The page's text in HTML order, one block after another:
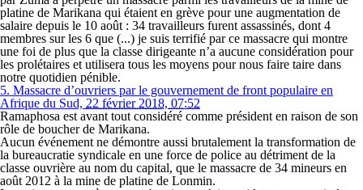
platine de Marikana qui étaient en grève pour une augmentation de
salaire depuis le 10 août : 34 travailleurs furent assassinés, dont 4
membres sur les 6 que (...) je suis terrifié par ce massacre qui montre
une foi de plus que la classe dirigeante n’a aucune considération pour
les prolétaires et utilisera tous les moyens pour nous faire taire dans
notre quotidien pénible.
5. Massacre d’ouvriers par le gouvernement de front populaire en
Afrique du Sud, 22 février 2018, 07:52
Ramaphosa est avant tout considéré comme président en raison de son
rôle de boucher de Marikana.
Aucun événement ne démontre aussi brutalement la transformation de
la bureaucratie syndicale en une force de police au détriment de la
classe ouvrière au nom du capital, que le massacre de 34 mineurs en
août 2012 à la mine de platine de Lonmin.